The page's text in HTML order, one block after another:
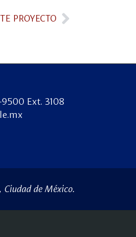
PROYECTO
Ext. 3108
de México.